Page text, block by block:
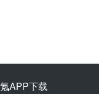
APP下载